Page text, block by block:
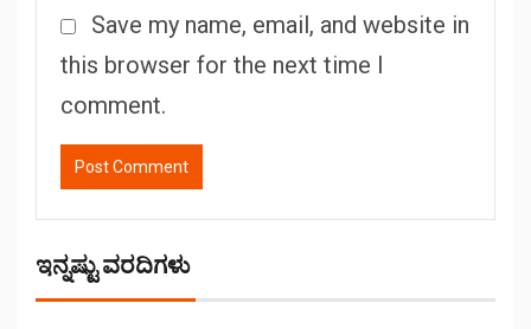
Save my name, email, and website in
this browser for the next time I
comment.
ಇನ್ನಷ್ಟು ವರದಿಗಳು